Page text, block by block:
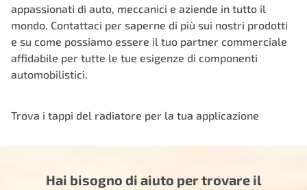
appassionati di auto, meccanici e aziende in tutto il
mondo. Contattaci per saperne di più sui nostri prodotti
e su come possiamo essere il tuo partner commerciale
affidabile per tutte le tue esigenze di componenti
automobilistici.
Trova i tappi del radiatore per la tua applicazione
Hai bisogno di aiuto per trovare il